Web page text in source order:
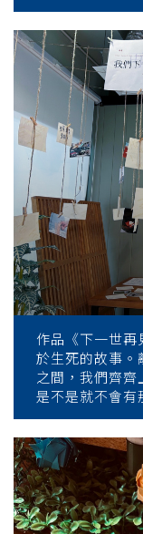
作品《下一世
於生死的故事。
之間，我們齊齊
是不是就不會有